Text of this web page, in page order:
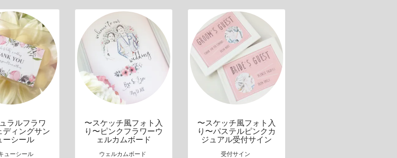
ラルフラワ
ディングサン
ーシール
ューシール
〜スケッチ風フォト入
り〜ピンクフラワーウ
ェルカムボード
ウェルカムボード
〜スケッチ風フォト入
り〜パステルピンクカ
ジュアル受付サイン
受付サイン